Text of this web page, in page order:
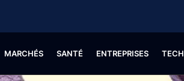
MARCHÉS SANTÉ ENTREPRISES